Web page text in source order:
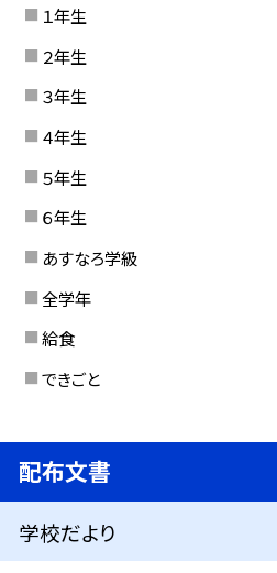
１年生
２年生
３年生
４年生
５年生
６年生
あすなろ学級
全学年
給食
できごと
配布文書
学校だより